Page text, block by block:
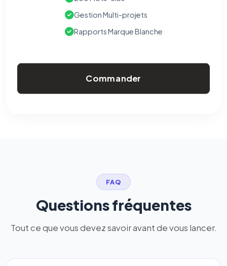
Gestion Multi-projets
Rapports Marque Blanche
Commander
FAQ
Questions fréquentes
Tout ce que vous devez savoir avant de vous lancer.